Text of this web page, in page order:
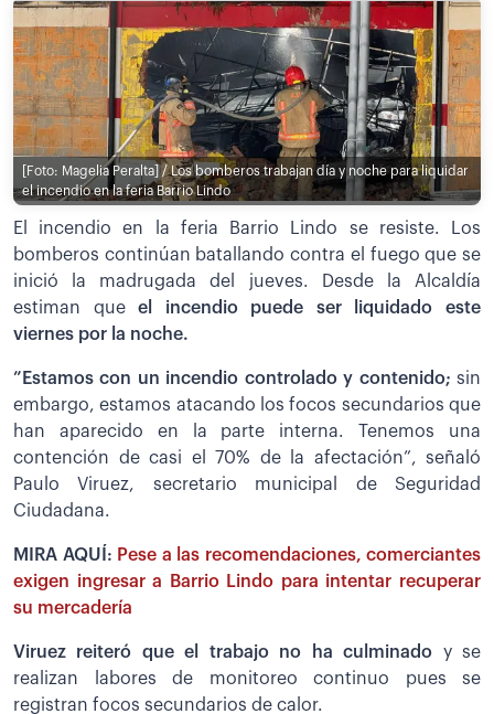
[Foto: Magelia Peralta] / Los bomberos trabajan día y noche para liquidar
el incendio en la feria Barrio Lindo
El incendio en la feria Barrio Lindo se resiste. Los
bomberos continúan batallando contra el fuego que se
inició la madrugada del jueves. Desde la Alcaldía
estiman queel incendio puede ser liquidado este
viernes por la noche.
”Estamos con un incendio controlado y contenido; sin
embargo, estamos atacando los focos secundarios que
han aparecido en la parte interna. Tenemos una
contención de casi el 70% de la afectación”, señaló
Paulo Viruez, secretario municipal de Seguridad
Ciudadana.
MIRA AQUÍ: Pese a las recomendaciones, comerciantes
exigen ingresar a Barrio Lindo para intentar recuperar
su mercadería
Viruez reiteró que el trabajo no ha culminado y se
realizan labores de monitoreo continuo pues se
registran focos secundarios de calor.